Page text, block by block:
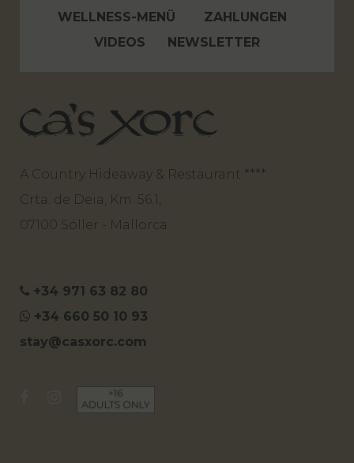
WELLNESS-MENÜ
ZAHLUNGEN
VIDEOS
NEWSLETTER
A Country Hideaway & Restaurant ****
Crta. de Deia, Km. 56.1,
07100 Sóller - Mallorca.
+34 971 63 82 80
+34 660 50 10 93
stay@casxorc.com